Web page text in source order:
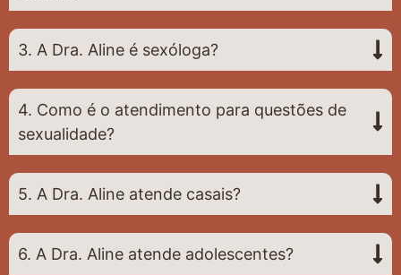
3. A Dra. Aline é sexóloga?
4. Como é o atendimento para questões de
sexualidade?
5. A Dra. Aline atende casais?
6. A Dra. Aline atende adolescentes?